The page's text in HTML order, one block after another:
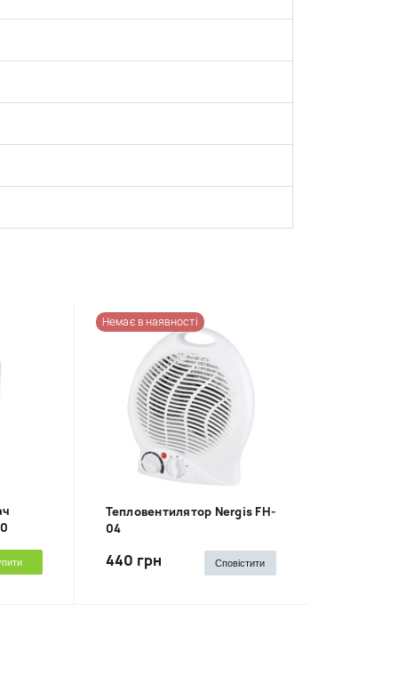
Немає в наявності
Тепловентилятор Nergis FH-
04
440 грн Сповістити